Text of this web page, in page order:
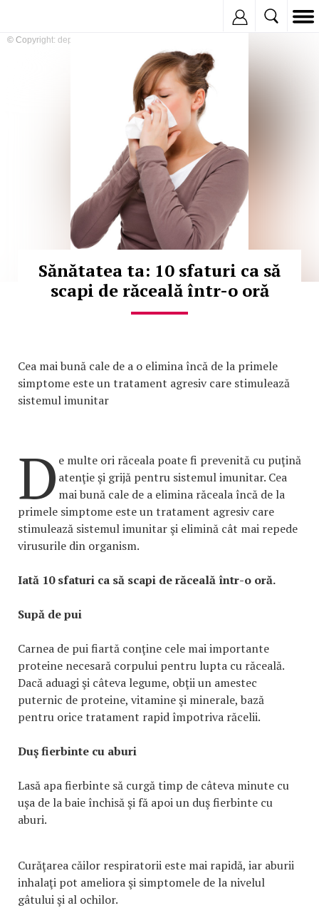
© Copyright: depositphotos
Sănătatea ta: 10 sfaturi ca să
scapi de răceală într-o oră
Cea mai bună cale de a o elimina încă de la primele
simptome este un tratament agresiv care stimulează
sistemul imunitar
D e multe ori răceala poate fi prevenită cu puţină
atenţie şi grijă pentru sistemul imunitar. Cea
mai bună cale de a elimina răceala încă de la
primele simptome este un tratament agresiv care
stimulează sistemul imunitar şi elimină cât mai repede
virusurile din organism.
Iată 10 sfaturi ca să scapi de răceală într-o oră.
Supă de pui
Carnea de pui fiartă conţine cele mai importante
proteine necesară corpului pentru lupta cu răceală.
Dacă aduagi şi câteva legume, obţii un amestec
puternic de proteine, vitamine şi minerale, bază
pentru orice tratament rapid împotriva răcelii.
Duş fierbinte cu aburi
Lasă apa fierbinte să curgă timp de câteva minute cu
uşa de la baie închisă şi fă apoi un duş fierbinte cu
aburi.
Curăţarea căilor respiratorii este mai rapidă, iar aburii
inhalaţi pot ameliora şi simptomele de la nivelul
gâtului şi al ochilor.